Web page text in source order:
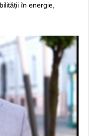
în energie,